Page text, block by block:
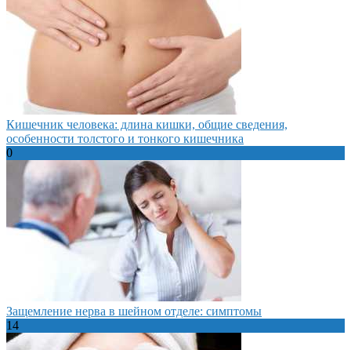
Кишечник человека: длина кишки, общие сведения,
особенности толстого и тонкого кишечника
0
Защемление нерва в шейном отделе: симптомы
14